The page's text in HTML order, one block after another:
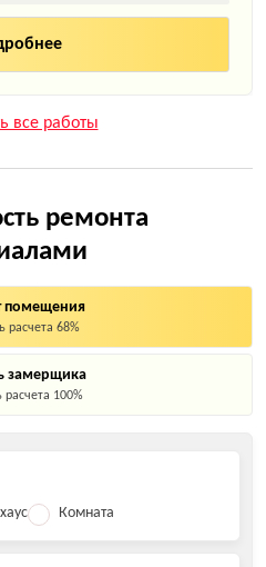
все работы
ремонта
помещения
расчета 68%
замерщика
расчета 100%
Комната